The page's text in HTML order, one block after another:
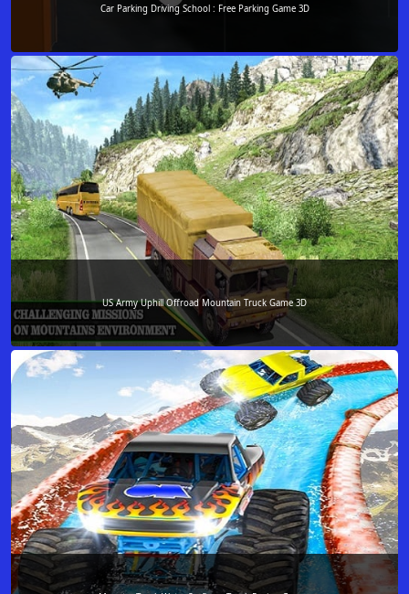
Car Parking Driving School : Free Parking Game 3D
US Army Uphill Offroad Mountain Truck Game 3D